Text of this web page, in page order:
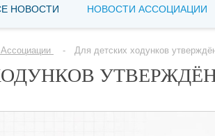
НОВОСТИ НОВОСТИ АССОЦИАЦИИ
Для детских ходунков